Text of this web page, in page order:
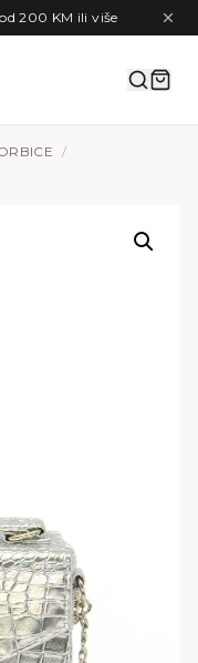
200 KM ili više
/